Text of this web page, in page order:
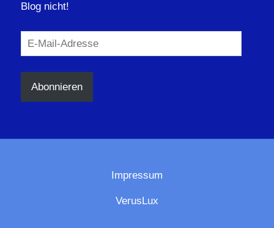
Blog nicht!
E-
Mail-
Adresse
Abonnieren
Impressum
VerusLux